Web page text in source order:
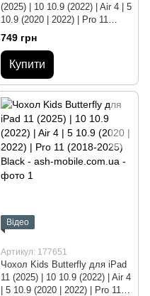
(2025) | 10 10.9 (2022) | Air 4 | 5
10.9 (2020 | 2022) | Pro 11
(2018-2025) Inside the world of
749 грн
Купити
Відео
Артикул: 177651
Чохол Kids Butterfly для iPad
11 (2025) | 10 10.9 (2022) | Air 4
| 5 10.9 (2020 | 2022) | Pro 11